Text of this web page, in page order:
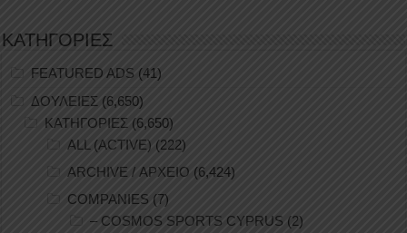
ΚΑΤΗΓΟΡΙΕΣ
FEATURED ADS (41)
ΔΟΥΛΕΙΕΣ (6,650)
ΚΑΤΗΓΟΡΙΕΣ (6,650)
ALL (ACTIVE) (222)
ARCHIVE / ΑΡΧΕΙΟ (6,424)
COMPANIES (7)
– COSMOS SPORTS CYPRUS (2)